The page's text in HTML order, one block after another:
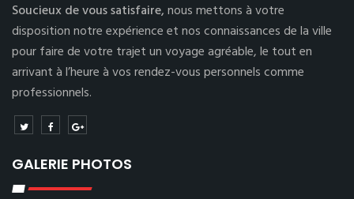
Soucieux de vous satisfaire,nous mettons à votre
disposition notre expérience et nos connaissances de la ville
pour faire de votre trajet un voyage agréable, le tout en
arrivant à l’heure à vos rendez-vous personnels comme
professionnels.
GALERIE PHOTOS